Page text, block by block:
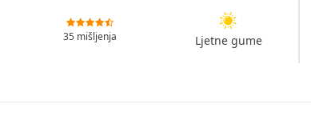
35 mišljenja Ljetne gume